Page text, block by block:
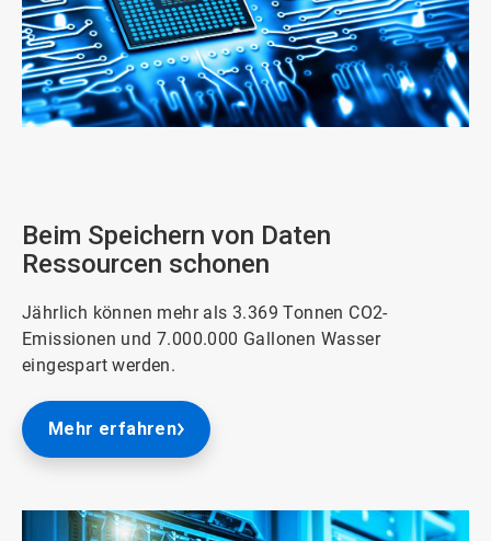
Beim Speichern von Daten
Ressourcen schonen
Jährlich können mehr als 3.369 Tonnen CO2-
Emissionen und 7.000.000 Gallonen Wasser
eingespart werden.
Mehr erfahren